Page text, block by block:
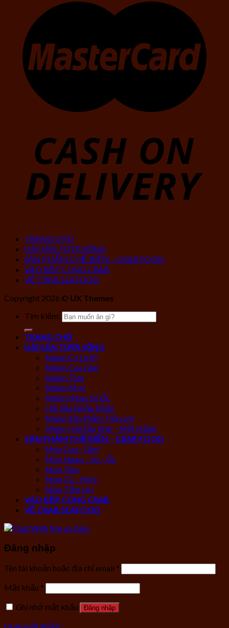
TRANG CHỦ
HẢI SẢN TƯƠI SỐNG
SẢN PHẨM CHẾ BIẾN – CRAB FOOD
VÀO BẾP CÙNG CRAB
VỀ CRAB SEAFOOD
Copyright 2026 © UX Themes
Tìm kiếm:
TRANG CHỦ
HẢI SẢN TƯƠI SỐNG
Nhóm Cá Lưới
Nhóm Cua Ghẹ
Nhóm Tôm
Nhóm Mực
Nhóm Ngao Sò Ốc
Hải Sản Nhập Khẩu
Nhóm Sản Phẩm Tiện Lợi
Nhóm Hải Sản Khô – Một Nắng
SẢN PHẨM CHẾ BIẾN – CRAB FOOD
Món Cua – Ghẹ
Món Ngao – Sò – Ốc
Món Tôm
Món Cá – Mực
Món Tiện Lợi
VÀO BẾP CÙNG CRAB
VỀ CRAB SEAFOOD
Đăng nhập
Tên tài khoản hoặc địa chỉ email *
Mật khẩu *
Ghi nhớ mật khẩu
Đăng nhập